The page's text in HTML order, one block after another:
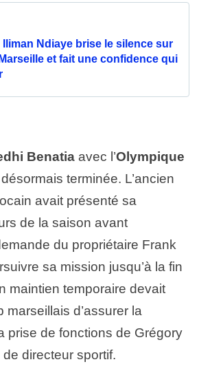
Iliman Ndiaye brise le silence sur
et fait une confidence qui
Benatia avec l’Olympique
terminée. L’ancien
avait présenté sa
de la saison avant
du propriétaire Frank
sa mission jusqu’à la fin
maintien temporaire devait
marseillais d’assurer la
prise de fonctions de Grégory
directeur sportif.